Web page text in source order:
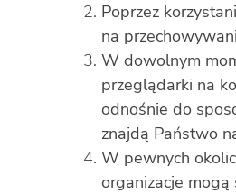
Poprzez
na
W dowolnym
przeglądarki na
odnośnie do
znajdą Państwo
W pewnych
organizacje